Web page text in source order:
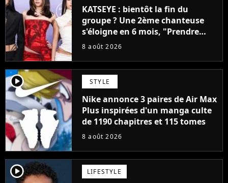
KATSEYE : bientôt la fin du
groupe ? Une 2ème chanteuse
s'éloigne en 6 mois, "Prendre
cette décision n’a pas été facile"
8 août 2026
player2 STYLE
Nike annonce 3 paires de Air Max
Plus inspirées d'un manga culte
de 1190 chapitres et 115 tomes
8 août 2026
player2 LIFESTYLE